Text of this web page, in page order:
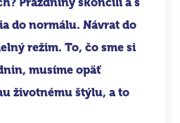
do normálu. Návrat do
režim. To, čo sme si
musíme opäť
životnému štýlu, a to